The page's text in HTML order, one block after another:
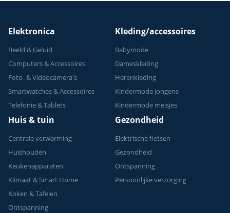
Elektronica
Beeld & Geluid
Computers & Accessoires
Foto- & Videocamera's
Smartwatches & Accessoires
Telefonie & Tablets
Kleding/accessoires
Babymode
Dameskleding
Herenkleding
Kindermode jongens
Kindermode meisjes
Huis & tuin
Centrale verwarming
Huishouden
Keukenapparaten
Klimaat & Smart Home
Koken & Tafelen
Ontspanning
Gezondheid
Elektrische fietsen
Gezondheid
Ontspanning
Persoonlijke verzorging